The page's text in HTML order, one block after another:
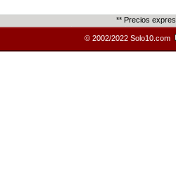
** Precios
© 2002/2022 Solo10.com